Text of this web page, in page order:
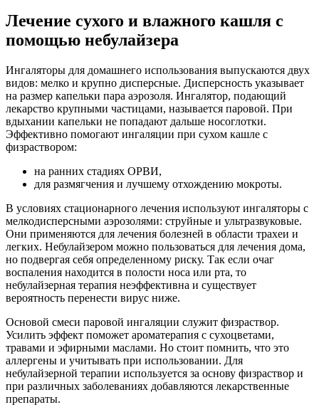
Лечение сухого и влажного кашля с
помощью небулайзера
Ингаляторы для домашнего использования выпускаются двух
видов: мелко и крупно дисперсные. Дисперсность указывает
на размер капельки пара аэрозоля. Ингалятор, подающий
лекарство крупными частицами, называется паровой. При
вдыхании капельки не попадают дальше носоглотки.
Эффективно помогают ингаляции при сухом кашле с
физраствором:
на ранних стадиях ОРВИ,
для размягчения и лучшему отхождению мокроты.
В условиях стационарного лечения используют ингаляторы с
мелкодисперсными аэрозолями: струйные и ультразвуковые.
Они применяются для лечения болезней в области трахеи и
легких. Небулайзером можно пользоваться для лечения дома,
но подвергая себя определенному риску. Так если очаг
воспаления находится в полости носа или рта, то
небулайзерная терапия неэффективна и существует
вероятность перенести вирус ниже.
Основой смеси паровой ингаляции служит физраствор.
Усилить эффект поможет ароматерапия с сухоцветами,
травами и эфирными маслами. Но стоит помнить, что это
аллергены и учитывать при использовании. Для
небулайзерной терапии используется за основу физраствор и
при различных заболеваниях добавляются лекарственные
препараты.